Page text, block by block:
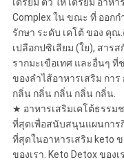
เตรียม ตัว ให้ เตรียม อาหา
Complex ใน ขณะ ที่ ออกกํ
รักษา ระดับ เคโต้ ของ คุ
เปลือกปซิเลียม (ใย), สาร
รากมะเขือเทศ และอื่นๆ
ของลําไส้อาหารเสริม กา
กลิ่น กลิ่น กลิ่น กลิ่น กลิ่น.
★ อาหารเสริมเคโต้ธรรม
ที่สุดเพื่อสนับสนุนแผนการ
ที่สุดในอาหารเสริม keto
ของเรา. Keto Detox ขอ